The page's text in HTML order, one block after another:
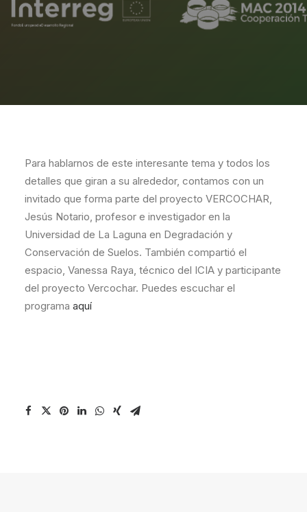
Para hablarnos de este interesante tema y todos los
detalles que giran a su alrededor, contamos con un
invitado que forma parte del proyecto VERCOCHAR,
Jesús Notario, profesor e investigador en la
Universidad de La Laguna en Degradación y
Conservación de Suelos. También compartió el
espacio, Vanessa Raya, técnico del ICIA y participante
del proyecto Vercochar. Puedes escuchar el
programa aquí